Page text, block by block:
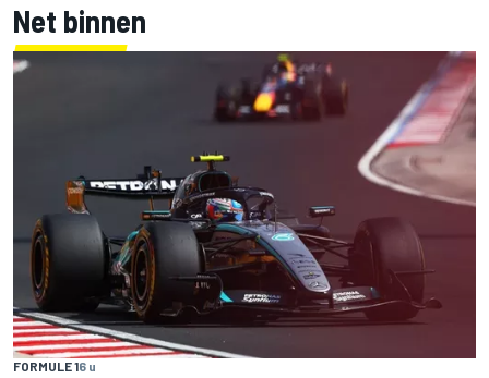
Net binnen
FORMULE 16 u